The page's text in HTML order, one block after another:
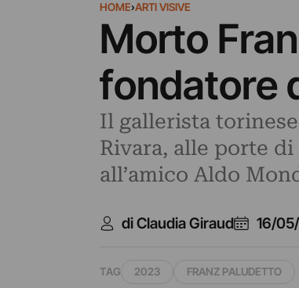
HOME›ARTI VISIVE
Morto
fondatore
Il gallerista
Rivara, alle porte
all’amico Aldo
di Claudia Giraud 16/
TAG 2023 FRANZ PALUDETTO